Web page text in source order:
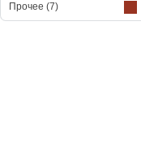
Прочее (7)